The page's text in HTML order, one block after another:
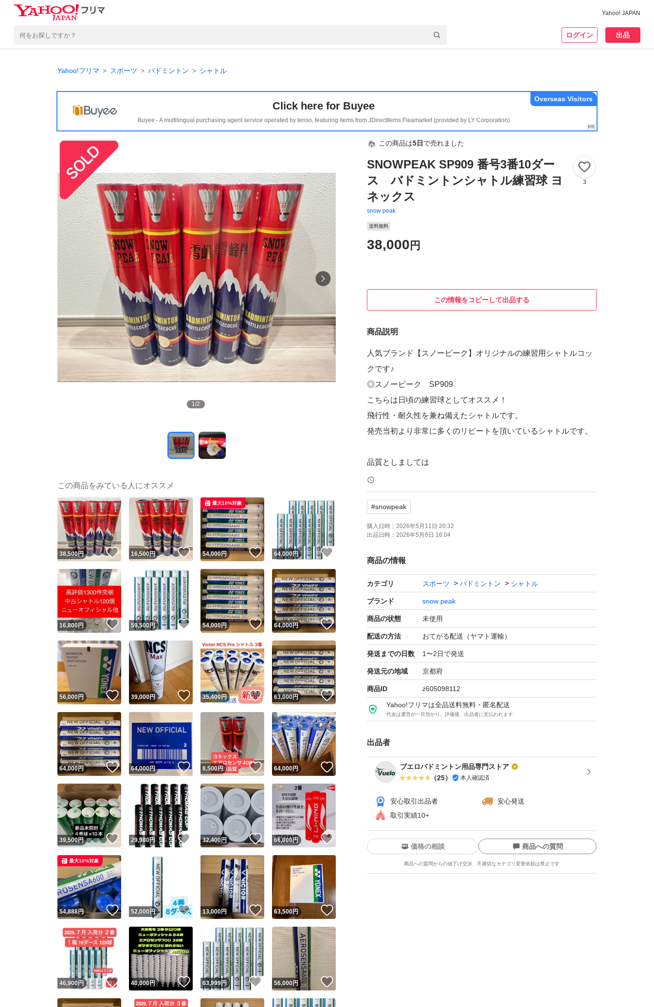
Yahoo! JAPAN
ログイン 出品
Yahoo!フリマ スポーツ バドミントン シャトル
Click here for Buyee
Buyee - A multilingual purchasing agent service operated by tenso, featuring items from JDirectItems Fleamarket (provided by LY Corporation)
Overseas Visitors
1/2
この商品は5日 で売れました
SNOWPEAK SP909 番号3番10ダー
ス バドミントンシャトル練習球 ヨ
ネックス
snow peak
3
送料無料
38,000 円
この情報をコピーして出品する
商品説明
人気ブランド【スノーピーク】オリジナルの練習用シャトルコッ
クです♪
◎スノーピーク SP909
こちらは日頃の練習球としてオススメ！
飛行性・耐久性を兼ね備えたシャトルです。
発売当初より非常に多くのリピートを頂いているシャトルです。
品質としましては
ヨネックスエアロセンサ300〜400相当
となります。
お勧めの方としましては
◎初級者〜中級者の方
◎レディースチーム
となります。
１箱（10ダース）価格¥39000
番号3番（77）
シャトルの高騰によって、より安くより高品質なシャトルをお探
しのプレイヤーやチームの方は是非一度お試しください♪
#バドミントンシャトル #シャトルコック #スノーピーク #高品質
#snowpeak
購入日時： 2026年5月11日 20:32
出品日時： 2026年5月6日 16:04
商品の情報
カテゴリ スポーツ バドミントン シャトル
ブランド snow peak
商品の状態 未使用
配送の方法 おてがる配送（ヤマト運輸）
発送までの日数 1〜2日で発送
発送元の地域 京都府
商品ID z605098112
Yahoo!フリマは全品送料無料・匿名配送
代金は運営が一旦預かり、評価後、出品者に支払われます
出品者
ブエロバドミントン用品専門ストア
（25） 本人確認済
安心取引出品者
安心発送
取引実績10+
ユーザーの実績について
Yahoo!フリマが定めた一定の基準を満たしたユーザーにバッジを付与しています
価格の相談 商品への質問
商品への質問からの値下げ交渉、不適切なカテゴリ変更依頼は禁止です
この商品をみている人にオススメ
38,500円 いいね！
16,500円 いいね！
54,000円 いいね！
最大10%対象
64,000円
16,800円 いいね！
59,500円 いいね！
54,000円 いいね！
64,000円 いいね！
56,000円 いいね！
39,000円 いいね！
35,400円 いいね！
63,000円 いいね！
64,000円 いいね！
64,000円 いいね！
8,500円 いいね！
64,000円 いいね！
39,500円 いいね！
29,980円 いいね！
32,400円 いいね！
66,000円
54,888円 いいね！
最大10%対象
52,000 円 いいね！
13,000円 いいね！
63,500円 いいね！
46,900 円 いいね！
40,000円 いいね！
63,999円 いいね！
56,000円 いいね！